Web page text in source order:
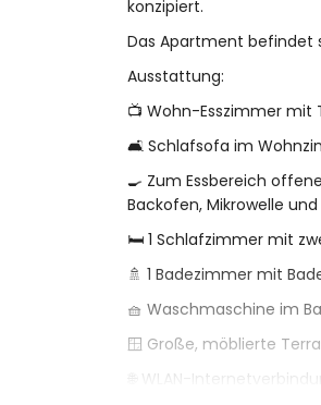
konzipiert.
Das Apartment befindet
Ausstattung:
📺 Wohn-Esszimmer mit
🛋️ Schlafsofa im
🍳 Zum Essbereich
Backofen, Mikrowelle
🛏️ 1 Schlafzimmer mit
🚿 1 Badezimmer mit
🧺 Waschmaschine im
🪟 Große, möblierte
🌐 WLAN-